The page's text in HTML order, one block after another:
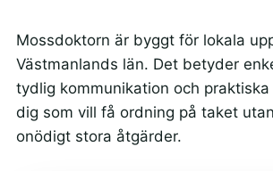
Mossdoktorn är byggt för lokala
Västmanlands län. Det betyder
tydlig kommunikation och
dig som vill få ordning på taket
onödigt stora åtgärder.